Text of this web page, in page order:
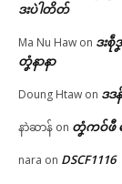
ဒးပဲါတိတ်
Ma Nu Haw on ဒး
တၞံနာနာ
Doung Htaw on ဒဒ
နာဲဆာန် on တၞံကဝ်ဖီ
nara on DSCF1116